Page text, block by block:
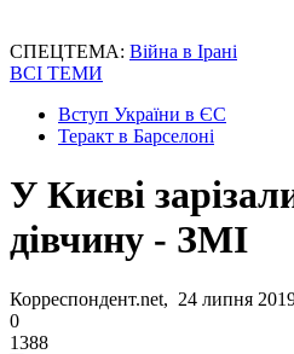
СПЕЦТЕМА: Війна в Ірані
ВСІ ТЕМИ
Вступ України в ЄС
Теракт в Барселоні
У Києві
дівчину - ЗМІ
Корреспондент.net, 24 липня
0
1388